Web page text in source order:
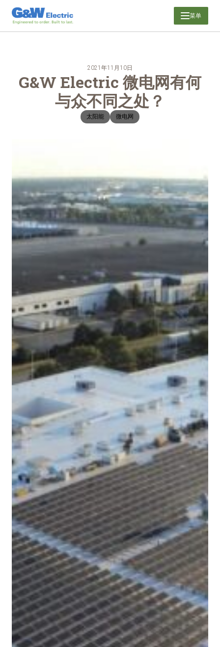
内
菜单
2021年11月10日
G&W Electric 微电网有何
与众不同之处？
太阳能 微电网